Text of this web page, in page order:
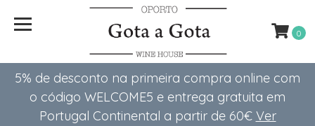
5% de desconto na primeira compra online com
o código WELCOME5 e entrega gratuita em
Portugal Continental a partir de 60€ Ver
0